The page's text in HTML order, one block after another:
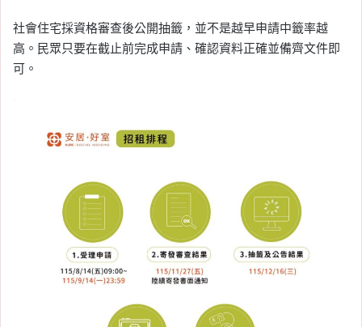
社會住宅採資格審查後公開抽籤，並不是越早申請中籤率越
高。民眾只要在截止前完成申請、確認資料正確並備齊文件即
可。